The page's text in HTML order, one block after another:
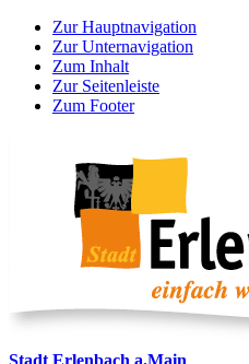
Zur Hauptnavigation
Zur Unternavigation
Zum Inhalt
Zur Seitenleiste
Zum Footer
Stadt Erlenbach a.Main